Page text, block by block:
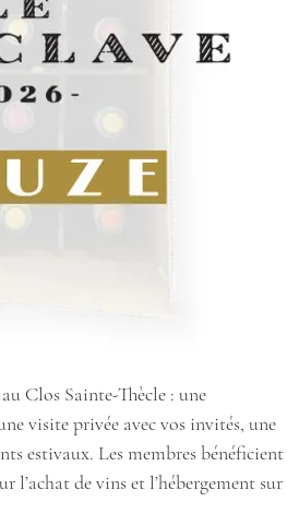
Clos Sainte-Thècle : une
visite privée avec vos invités, une
estivaux. Les membres bénéficient
l’achat de vins et l’hébergement sur